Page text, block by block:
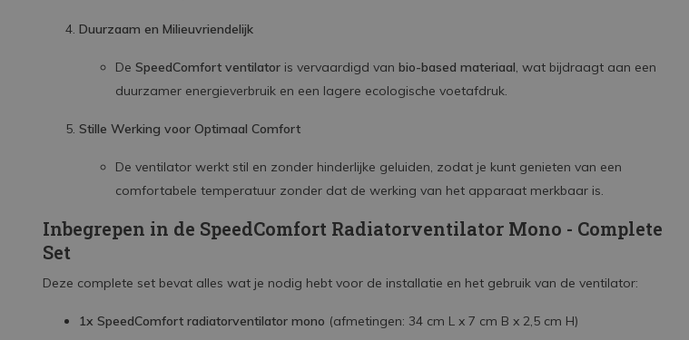
Duurzaam en Milieuvriendelijk
De SpeedComfort ventilator is vervaardigd van bio-based materiaal, wat bijdraagt aan een
duurzamer energieverbruik en een lagere ecologische voetafdruk.
Stille Werking voor Optimaal Comfort
De ventilator werkt stil en zonder hinderlijke geluiden, zodat je kunt genieten van een
comfortabele temperatuur zonder dat de werking van het apparaat merkbaar is.
Inbegrepen in de SpeedComfort Radiatorventilator Mono - Complete
Set
Deze complete set bevat alles wat je nodig hebt voor de installatie en het gebruik van de ventilator:
1x SpeedComfort radiatorventilator mono (afmetingen: 34 cm L x 7 cm B x 2,5 cm H)